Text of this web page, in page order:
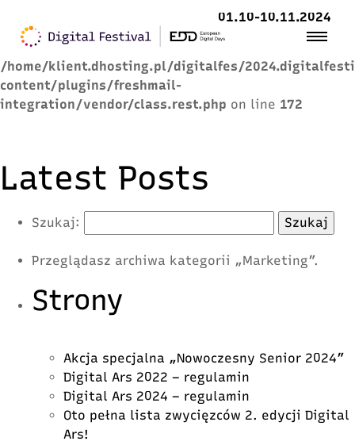
Warning : Trying to access array offset on value of
type null in
/home/klient.dhosting.pl/digitalfes/
content/plugins/freshmail-
integration/vendor/class.rest.php on line 172
01.10-10.11.2024
Latest Posts
Szukaj:
Przeglądasz archiwa kategorii „Marketing”.
Strony
Akcja specjalna „Nowoczesny Senior 2024”
Digital Ars 2022 – regulamin
Digital Ars 2024 – regulamin
Oto pełna lista zwycięzców 2. edycji Digital
Ars!